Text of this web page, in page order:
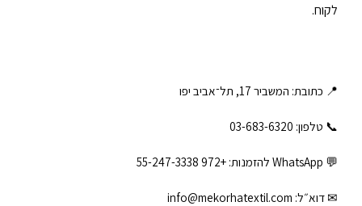
לקוח.
📍 כתובת: המשביר 17, תל־אביב יפו
📞 טלפון: ‎03-683-6320
💬 WhatsApp להזמנות: +972 55-247-3338
✉ דוא״ל: info@mekorhatextil.com